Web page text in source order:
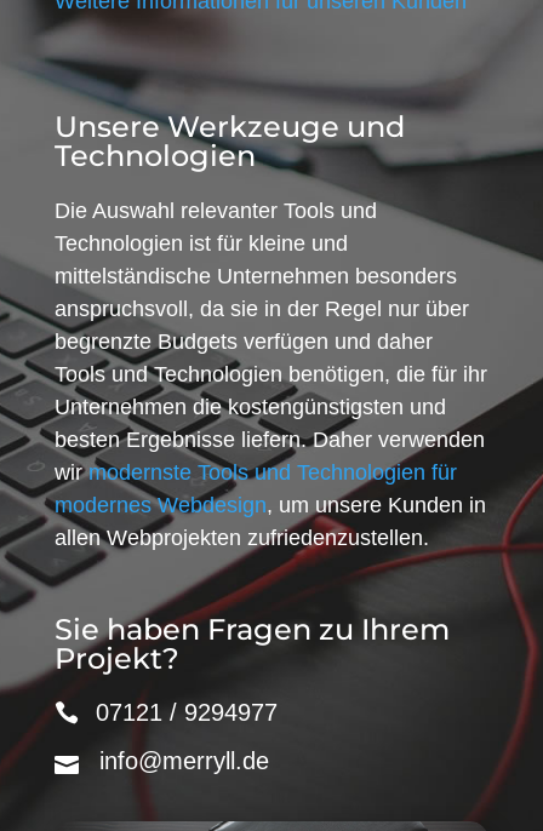
Unsere Werkzeuge und
Technologien
Die Auswahl relevanter Tools und
Technologien ist für kleine und
mittelständische Unternehmen besonders
anspruchsvoll, da sie in der Regel nur über
begrenzte Budgets verfügen und daher
Tools und Technologien benötigen, die für ihr
Unternehmen die kostengünstigsten und
besten Ergebnisse liefern. Daher verwenden
wirmodernste Tools und Technologien für
modernes Webdesign, um unsere Kunden in
allen Webprojekten zufriedenzustellen.
Sie haben Fragen zu Ihrem
Projekt?
07121 / 9294977
info@merryll.de